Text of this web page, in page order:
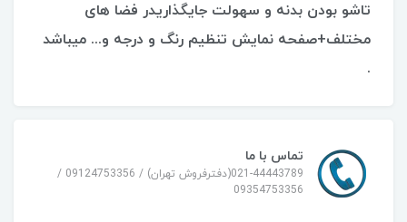
تاشو بودن بدنه و سهولت جایگذاریدر فضا های
مختلف+صفحه نمایش تنظیم رنگ و درجه و... میباشد
.
تماس با ما
021-44443789(دفترفروش تهران) / 09124753356 /
09354753356